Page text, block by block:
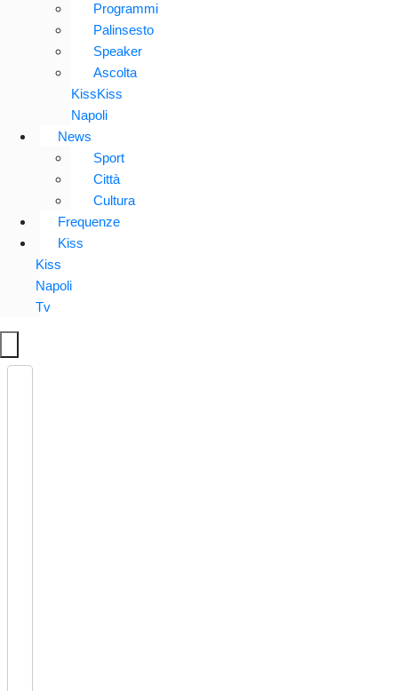
Programmi
Palinsesto
Speaker
Ascolta
KissKiss
Napoli
News
Sport
Città
Cultura
Frequenze
Kiss
Kiss
Napoli
Tv